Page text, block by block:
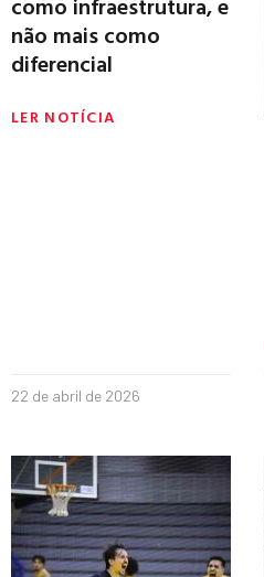
não mais como
diferencial
LER NOTÍCIA
22 de abril de 2026